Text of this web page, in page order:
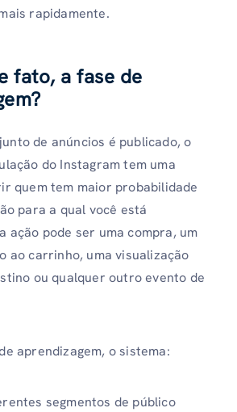
rapidamente.
fato, a fase de
de anúncios é publicado, o
do Instagram tem uma
quem tem maior probabilidade
para a qual você está
ação pode ser uma compra, um
ao carrinho, uma visualização
ou qualquer outro evento de
aprendizagem, o sistema:
segmentos de público